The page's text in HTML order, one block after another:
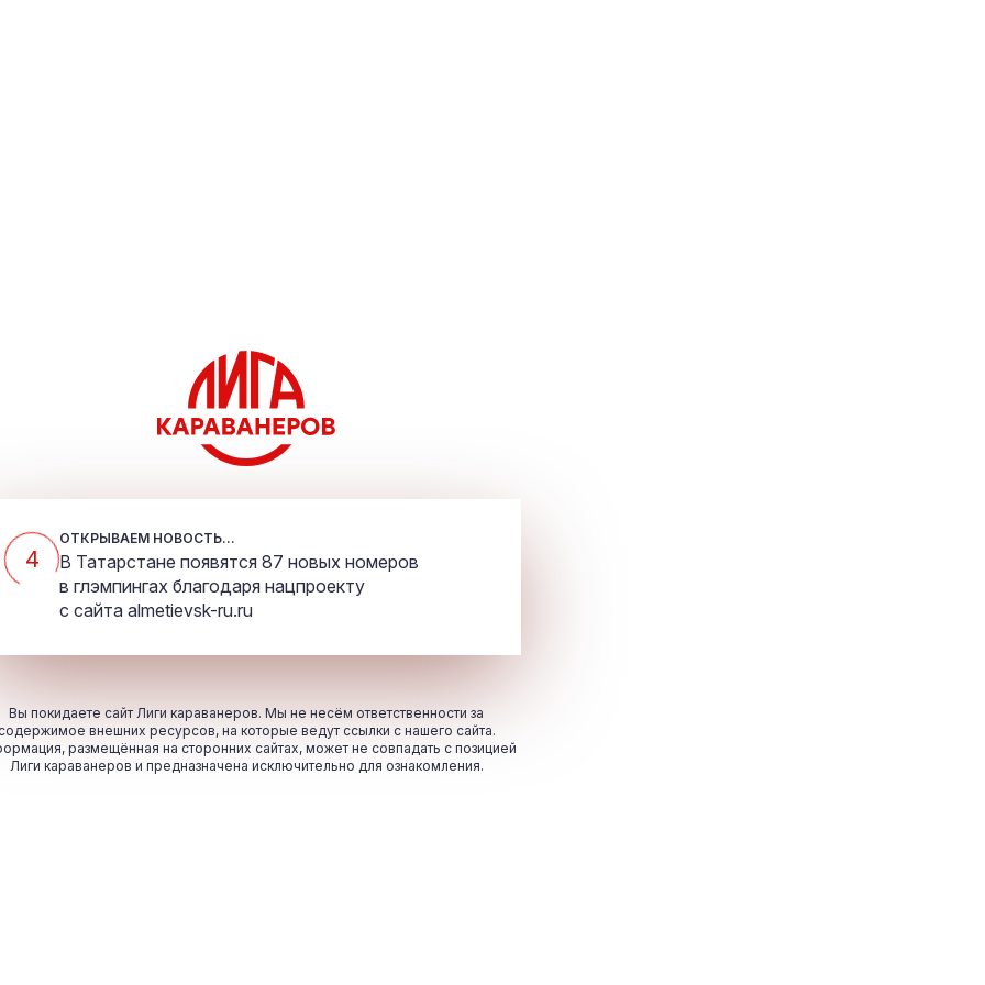
4
ОТКРЫВАЕМ НОВОСТЬ...
В Татарстане появятся 87 новых номеров
в глэмпингах благодаря нацпроекту
с сайта almetievsk-ru.ru
Вы покидаете сайт Лиги караванеров. Мы не несём ответственности за
внешних ресурсов, на которые ведут ссылки с нашего сайта.
размещённая на сторонних сайтах, может не совпадать с позицией
Лиги караванеров и предназначена исключительно для ознакомления.